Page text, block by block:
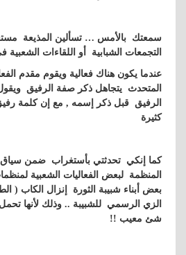
سمعتك بالأمس … تسألين المذيعة
التجمعات الشبابية أو اللقاءات الشعبية
عندما يكون هناك فعالية ويقوم مقدم
المتحدث يتجاهل ذكر صفة الرفيق ويقول
الرفيق قبل ذكر إسمه , مع إن كلمة
كثيرة
كما إنكي تحدثتي بأستغراب ضمن
المنظمة لبعض الفعاليات الشعبية
بعض أبناء شبيبة الثورة إنزال الكاب (
الزي الرسمي للشبيبة .. وذلك لأنها
شئ معيب !!